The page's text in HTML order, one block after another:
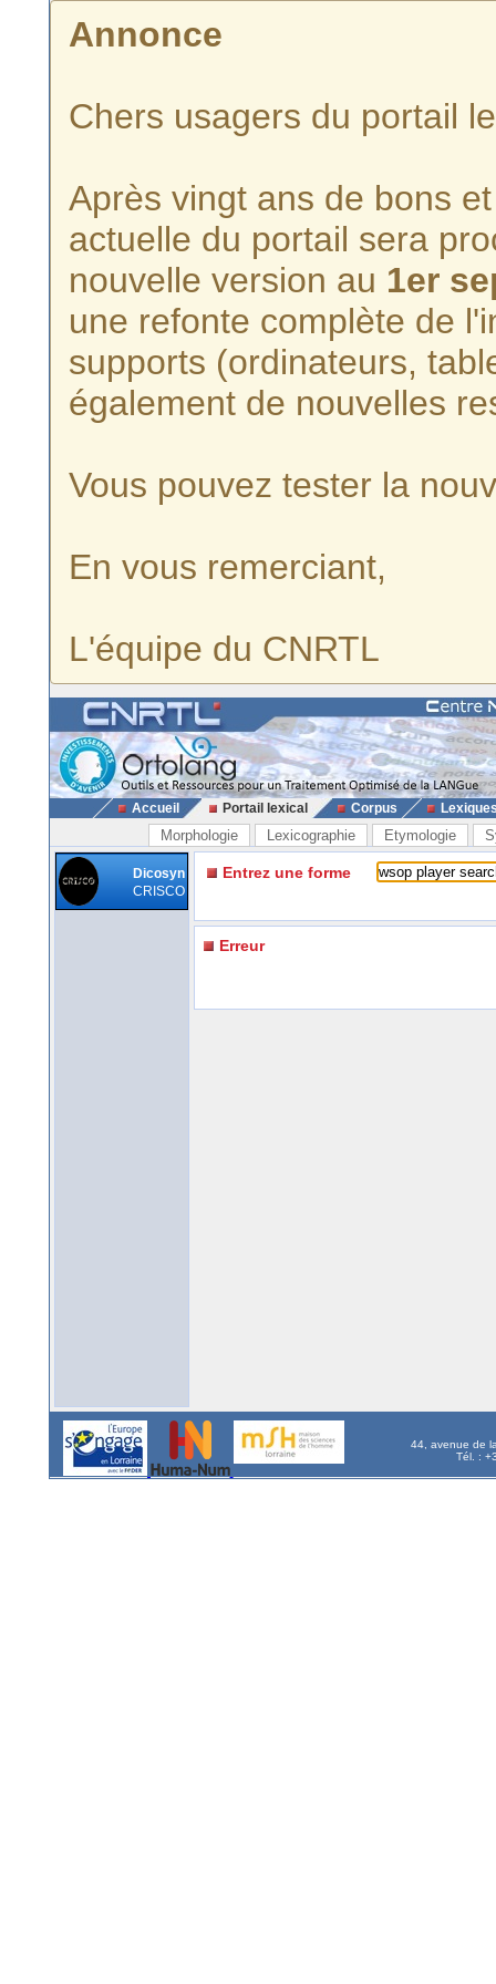
Annonce
Chers usagers du portail
Après vingt ans de bons
actuelle du portail sera
nouvelle version au 1er
une refonte complète de
supports (ordinateurs,
également de nouvelles
Vous pouvez tester la
En vous remerciant,
L'équipe du CNRTL
Accueil Portail lexical Corpus
Morphologie Lexicographie Etymologie
Dicosyn
CRISCO
Entrez une forme
Erreur
44, avenue de
Tél. :